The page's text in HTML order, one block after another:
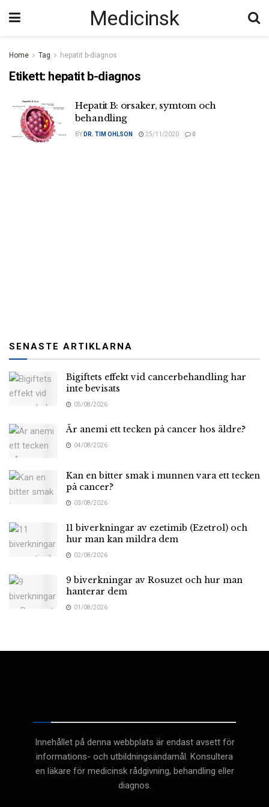
Medicinsk
Home Tag hepatit b-diagnos
Etikett: hepatit b-diagnos
Hepatit B: orsaker, symtom och
behandling
BY DR. TIM OHLSON 25/11/2020 0
SENASTE ARTIKLARNA
Bigiftets effekt vid cancerbehandling har
inte bevisats
05/08/2026
Är anemi ett tecken på cancer hos äldre?
04/08/2026
Kan en bitter smak i munnen vara ett tecken
på cancer?
03/08/2026
11 biverkningar av ezetimib (Ezetrol) och
hur man kan mildra dem
02/08/2026
9 biverkningar av Rosuzet och hur man
hanterar dem
01/08/2026
Innehållet på denna webbplats är endast avsett för
informations- och utbildningsändamål. Konsultera
en läkare för medicinsk rådgivning, behandling eller
diagnos.